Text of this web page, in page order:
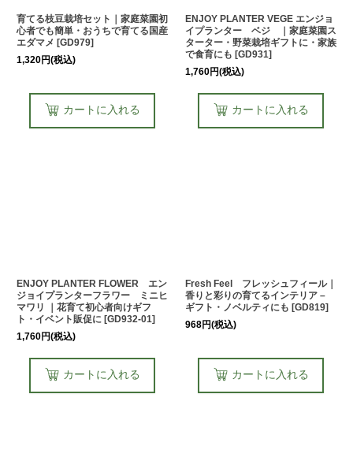
育てる枝豆栽培セット｜家庭菜園初
心者でも簡単・おうちで育てる国産
エダマメ [GD979]
1,320円(税込)
カートに入れる
ENJOY PLANTER VEGE エンジョ
イプランター ベジ ｜家庭菜園ス
ターター・野菜栽培ギフトに・家族
で食育にも [GD931]
1,760円(税込)
カートに入れる
ENJOY PLANTER FLOWER エン
ジョイプランターフラワー ミニヒ
マワリ ｜花育て初心者向けギフ
ト・イベント販促に [GD932-01]
1,760円(税込)
カートに入れる
Fresh Feel フレッシュフィール｜
香りと彩りの育てるインテリア –
ギフト・ノベルティにも [GD819]
968円(税込)
カートに入れる